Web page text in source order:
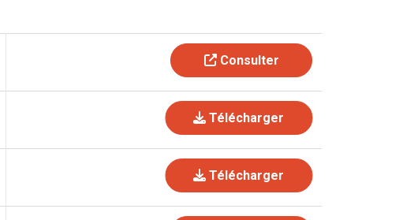
Consulter
Télécharger
Télécharger